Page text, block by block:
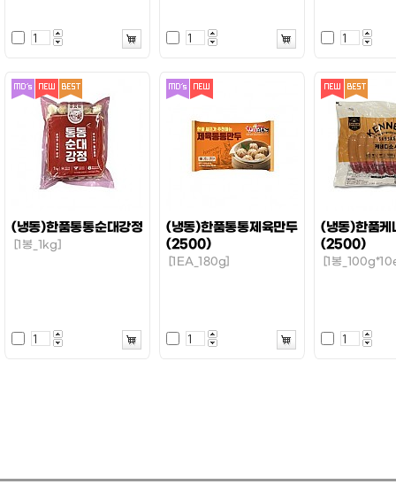
(냉동)한품통통순대강정
[1봉_1kg]
(냉동)한품통통제육만두
(2500)
[1EA_180g]
(냉동)한품케
(2500)
[1봉